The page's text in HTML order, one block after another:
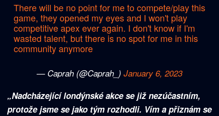
There will be no point for me to compete/play this
game, they opened my eyes and I won't play
competitive apex ever again. I don't know if I'm
wasted talent, but there is no spot for me in this
community anymore
— Caprah (@Caprah_) January 6, 2023
„Nadcházející londýnské akce se již nezúčastním,
protože jsme se jako tým rozhodli. Vím a přiznám se